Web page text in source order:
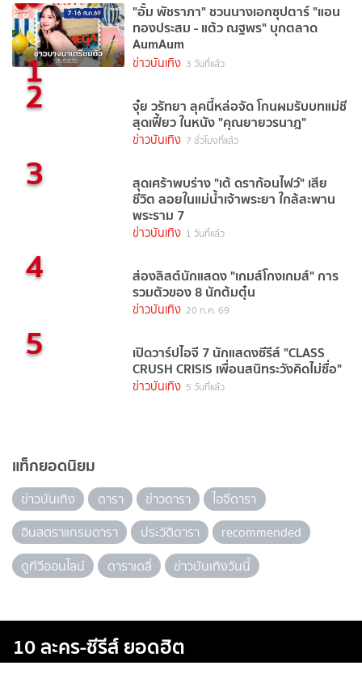
1
"อั้ม พัชราภา" ชวนนางเอกซุปตาร์ "แอน
ทองประสม - แต้ว ณฐพร" บุกตลาด
AumAum
ข่าวบันเทิง 3 วันที่แล้ว
2 จุ๋ย วรัทยา ลุคนี้หล่อจัด โกนผมรับบทแม่ชี
สุดเฟี้ยว ในหนัง "คุณยายวรนาฎ"
ข่าวบันเทิง 7 ชั่วโมงที่แล้ว
3 สุดเศร้าพบร่าง "เต้ ดราก้อนไฟว์" เสีย
ชีวิต ลอยในแม่น้ำเจ้าพระยา ใกล้สะพาน
พระราม 7
ข่าวบันเทิง 1 วันที่แล้ว
4 ส่องลิสต์นักแสดง "เกมส์โกงเกมส์" การ
รวมตัวของ 8 นักต้มตุ๋น
ข่าวบันเทิง 20 ก.ค. 69
5 เปิดวาร์ปไอจี 7 นักแสดงซีรีส์ "CLASS
CRUSH CRISIS เพื่อนสนิทระวังคิดไม่ซื่อ"
ข่าวบันเทิง 5 วันที่แล้ว
แท็กยอดนิยม
ข่าวบันเทิง ดารา ข่าวดารา
ไอจีดารา
อินสตราแกรมดารา
ประวัติดารา
recommended
ดูทีวีออนไลน์
ดาราเดลี่ ข่าวบันเทิงวันนี้
10 ละคร-ซีรีส์ ยอดฮิต